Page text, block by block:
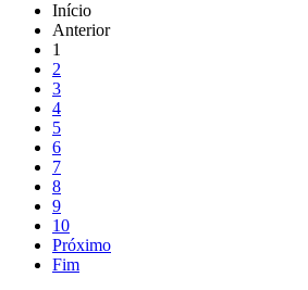
Início
Anterior
1
2
3
4
5
6
7
8
9
10
Próximo
Fim